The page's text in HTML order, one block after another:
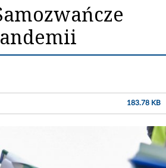
183.78 KB